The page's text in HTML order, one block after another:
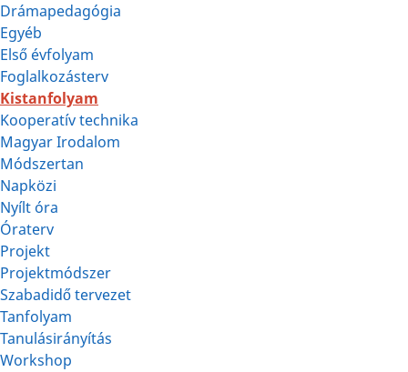
Drámapedagógia
Egyéb
Első évfolyam
Foglalkozásterv
Kistanfolyam
Kooperatív technika
Magyar Irodalom
Módszertan
Napközi
Nyílt óra
Óraterv
Projekt
Projektmódszer
Szabadidő tervezet
Tanfolyam
Tanulásirányítás
Workshop